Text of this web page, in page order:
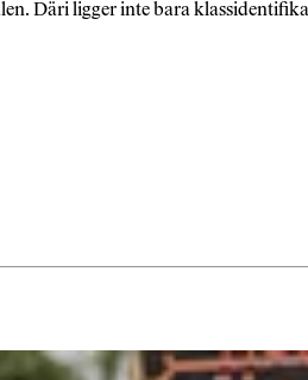
Däri ligger inte bara